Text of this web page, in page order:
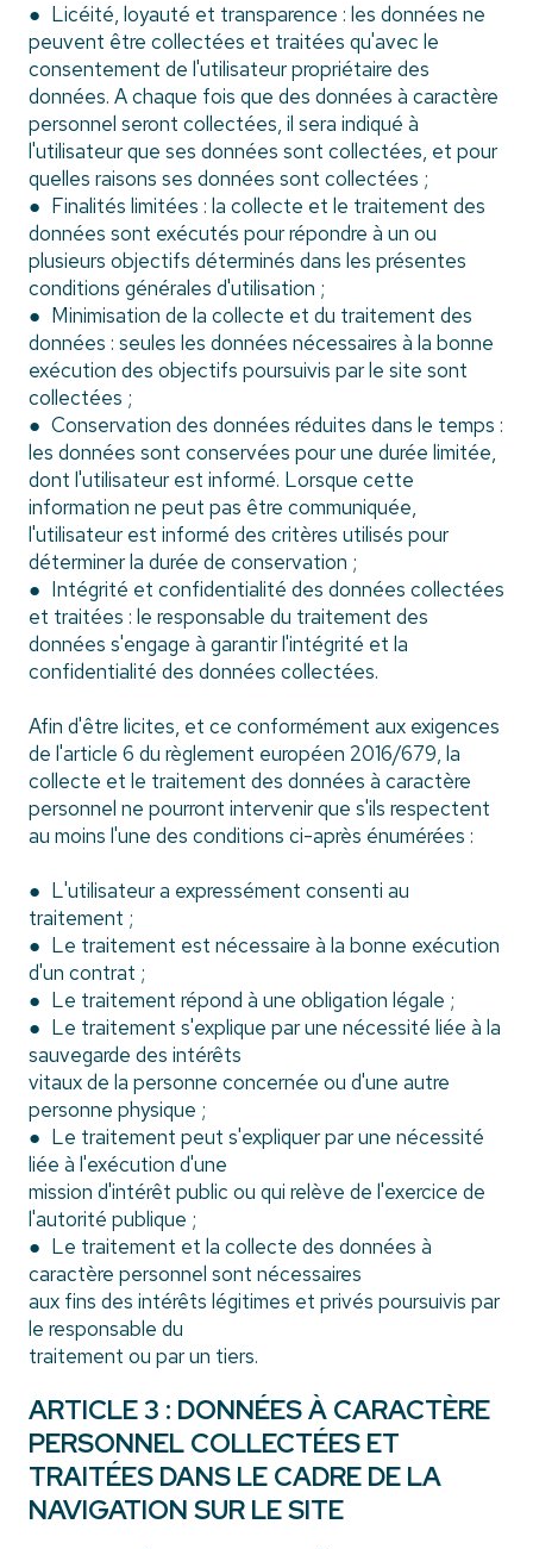
● Licéité, loyauté et transparence : les données ne
peuvent être collectées et traitées qu'avec le
consentement de l'utilisateur propriétaire des
données. A chaque fois que des données à caractère
personnel seront collectées, il sera indiqué à
l'utilisateur que ses données sont collectées, et pour
quelles raisons ses données sont collectées ;
● Finalités limitées : la collecte et le traitement des
données sont exécutés pour répondre à un ou
plusieurs objectifs déterminés dans les présentes
conditions générales d'utilisation ;
● Minimisation de la collecte et du traitement des
données : seules les données nécessaires à la bonne
exécution des objectifs poursuivis par le site sont
collectées ;
● Conservation des données réduites dans le temps :
les données sont conservées pour une durée limitée,
dont l'utilisateur est informé. Lorsque cette
information ne peut pas être communiquée,
l'utilisateur est informé des critères utilisés pour
déterminer la durée de conservation ;
● Intégrité et confidentialité des données collectées
et traitées : le responsable du traitement des
données s'engage à garantir l'intégrité et la
confidentialité des données collectées.
Afin d'être licites, et ce conformément aux exigences
de l'article 6 du règlement européen 2016/679, la
collecte et le traitement des données à caractère
personnel ne pourront intervenir que s'ils respectent
au moins l'une des conditions ci-après énumérées :
● L'utilisateur a expressément consenti au
traitement ;
● Le traitement est nécessaire à la bonne exécution
d'un contrat ;
● Le traitement répond à une obligation légale ;
● Le traitement s'explique par une nécessité liée à la
sauvegarde des intérêts
vitaux de la personne concernée ou d'une autre
personne physique ;
● Le traitement peut s'expliquer par une nécessité
liée à l'exécution d'une
mission d'intérêt public ou qui relève de l'exercice de
l'autorité publique ;
● Le traitement et la collecte des données à
caractère personnel sont nécessaires
aux fins des intérêts légitimes et privés poursuivis par
le responsable du
traitement ou par un tiers.
ARTICLE 3 : DONNÉES À CARACTÈRE
PERSONNEL COLLECTÉES ET
TRAITÉES DANS LE CADRE DE LA
NAVIGATION SUR LE SITE